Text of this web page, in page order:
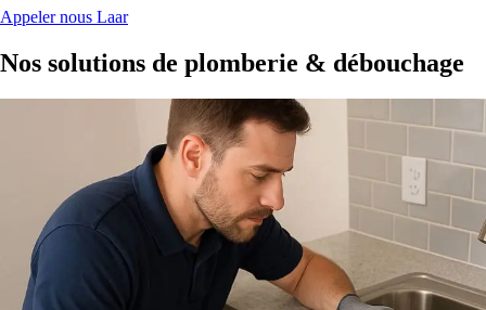
Appeler nous Laar
Nos solutions de plomberie & débouchage